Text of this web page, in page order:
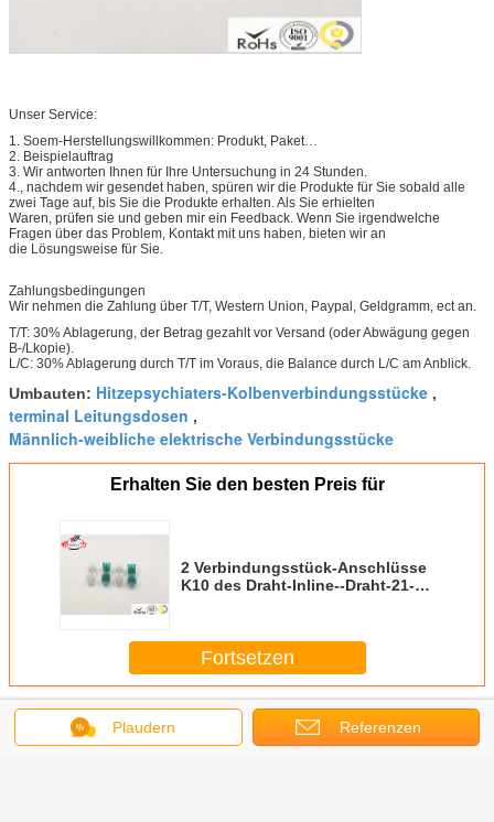
Unser Service:
1. Soem-Herstellungswillkommen: Produkt, Paket…
2. Beispielauftrag
3. Wir antworten Ihnen für Ihre Untersuchung in 24 Stunden.
4., nachdem wir gesendet haben, spüren wir die Produkte für Sie sobald alle
zwei Tage auf, bis Sie die Produkte erhalten. Als Sie erhielten
Waren, prüfen sie und geben mir ein Feedback. Wenn Sie irgendwelche
Fragen über das Problem, Kontakt mit uns haben, bieten wir an
die Lösungsweise für Sie.
Zahlungsbedingungen
Wir nehmen die Zahlung über T/T, Western Union, Paypal, Geldgramm, ect an.
T/T: 30% Ablagerung, der Betrag gezahlt vor Versand (oder Abwägung gegen
B-/Lkopie).
L/C: 30% Ablagerung durch T/T im Voraus, die Balance durch L/C am Anblick.
Umbauten: Hitzepsychiaters-Kolbenverbindungsstücke ,
terminal Leitungsdosen ,
Männlich-weibliche elektrische Verbindungsstücke
Erhalten Sie den besten Preis für
2 Verbindungsstück-Anschlüsse
K10 des Draht-Inline--Draht-21-
Fortsetzen
Mehr Drahtverbindungsstückanschlüsse
Plaudern Referenzen